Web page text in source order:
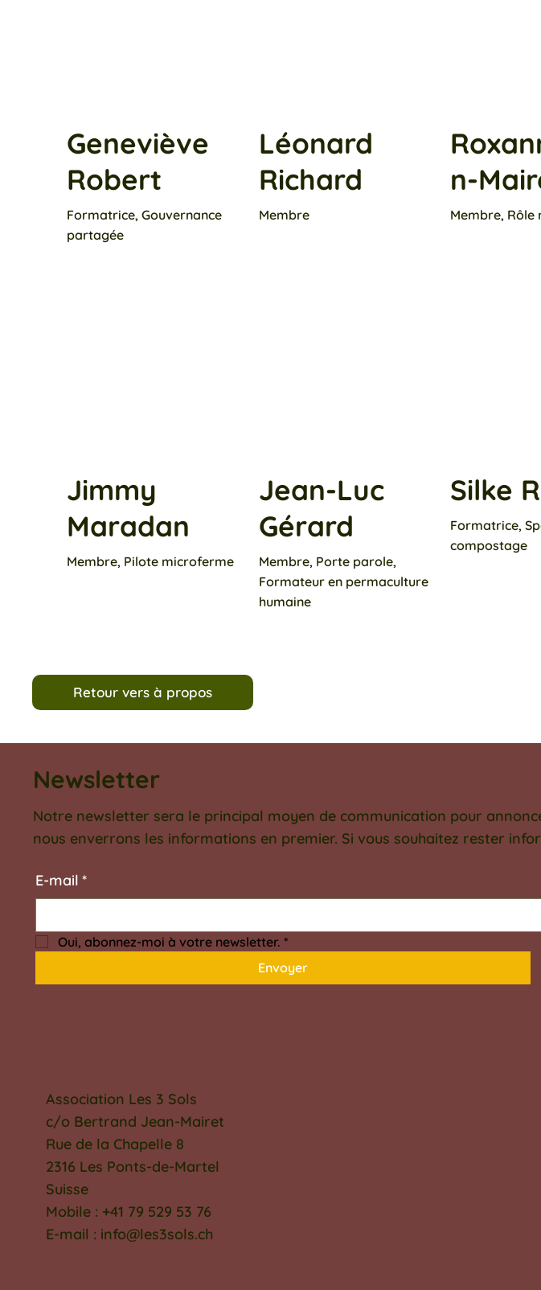
Geneviève
Robert
Formatrice, Gouvernance
partagée
Léonard
Richard
Membre
n-
Membre, Rôle
Jimmy
Maradan
Membre, Pilote microferme
Jean-Luc
Gérard
Membre, Porte parole,
Formateur en permaculture
humaine
Silke
Formatrice,
compostage
Retour vers à propos
Newsletter
Notre newsletter sera le principal moyen de communication pour
nous enverrons les informations en premier. Si vous souhaitez rester
E‑mail *
Oui, abonnez-moi à votre newsletter. *
Envoyer
Association Les 3 Sols
c/o Bertrand Jean-Mairet
Rue de la Chapelle 8
2316 Les Ponts-de-Martel
Suisse
Mobile : +41 79 529 53 76
E-mail : info@les3sols.ch